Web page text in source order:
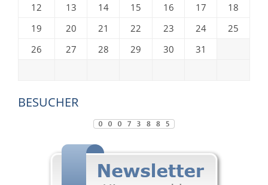
12
13 14 15 16 17
18
19
20 21 22 23 24
25
26
27 28 29 30 31
BESUCHER